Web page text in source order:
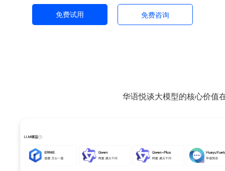
免费试用 免费咨询
华语悦谈大模型的核心价值